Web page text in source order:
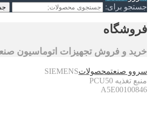
جستجو برای:
فروشگاه
خرید و فروش تجهیزات اتوماسیون
سروو صنعتمحصولاتSIEMENS
منبع تغذیه PCU50
A5E00100846